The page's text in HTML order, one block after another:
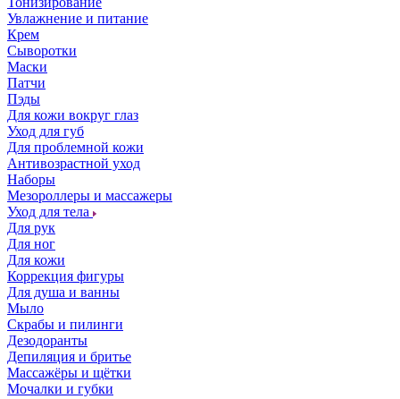
Увлажнение и питание
Крем
Сыворотки
Маски
Патчи
Пэды
Для кожи вокруг глаз
Уход для губ
Для проблемной кожи
Антивозрастной уход
Наборы
Мезороллеры и массажеры
Уход для тела
Для рук
Для ног
Для кожи
Коррекция фигуры
Для душа и ванны
Мыло
Скрабы и пилинги
Дезодоранты
Депиляция и бритье
Массажёры и щётки
Мочалки и губки